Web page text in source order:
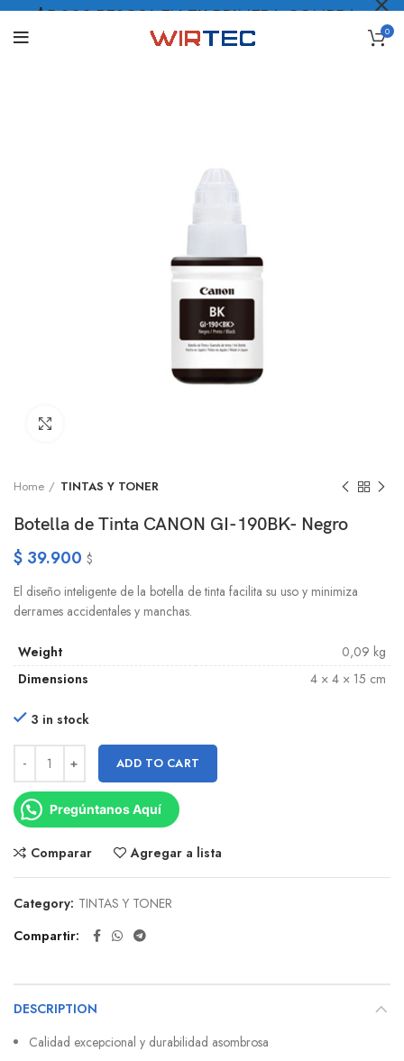
0
Home TINTAS Y TONER
Botella de Tinta CANON GI-190BK- Negro
$ 39.900 $
El diseño inteligente de la botella de tinta facilita su uso y minimiza
derrames accidentales y manchas.
Weight
0,09 kg
Dimensions
4 × 4 × 15 cm
3 in stock
ADD TO CART
Pregúntanos Aquí
Comparar Agregar a lista
Category: TINTAS Y TONER
Compartir
DESCRIPTION
Calidad excepcional y durabilidad asombrosa
$5.000 PESOS* EN TU PRIMERA COMPRA